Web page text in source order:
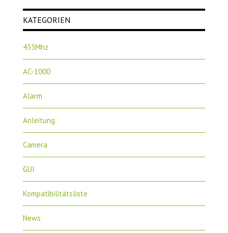
KATEGORIEN
433Mhz
AC-1000
Alarm
Anleitung
Camera
GUI
Kompatibilitätsliste
News